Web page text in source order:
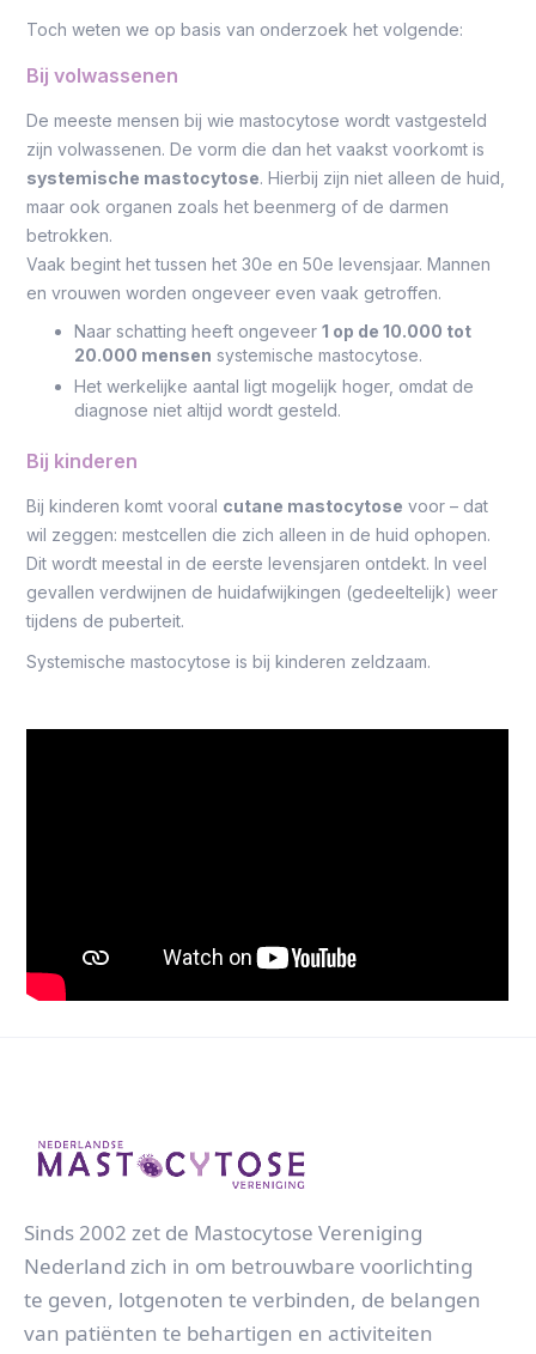
Toch weten we op basis van onderzoek het volgende:
Bij volwassenen
De meeste mensen bij wie mastocytose wordt vastgesteld
zijn volwassenen. De vorm die dan het vaakst voorkomt is
systemische mastocytose. Hierbij zijn niet alleen de huid,
maar ook organen zoals het beenmerg of de darmen
betrokken.
Vaak begint het tussen het 30e en 50e levensjaar. Mannen
en vrouwen worden ongeveer even vaak getroffen.
Naar schatting heeft ongeveer1 op de 10.000 tot
20.000 mensen systemische mastocytose.
Het werkelijke aantal ligt mogelijk hoger, omdat de
diagnose niet altijd wordt gesteld.
Bij kinderen
Bij kinderen komt vooral cutane mastocytose voor – dat
wil zeggen: mestcellen die zich alleen in de huid ophopen.
Dit wordt meestal in de eerste levensjaren ontdekt. In veel
gevallen verdwijnen de huidafwijkingen (gedeeltelijk) weer
tijdens de puberteit.
Systemische mastocytose is bij kinderen zeldzaam.
Sinds 2002 zet de Mastocytose Vereniging
Nederland zich in om betrouwbare voorlichting
te geven, lotgenoten te verbinden, de belangen
van patiënten te behartigen en activiteiten